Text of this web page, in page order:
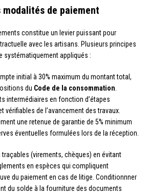
modalités de paiement
constitue un levier puissant pour
avec les artisans. Plusieurs principes
systématiquement appliqués :
initial à 30% maximum du montant total,
du Code de la consommation
intermédiaires en fonction d’étapes
vérifiables de l’avancement des travaux.
une retenue de garantie de 5% minimum
éventuelles formulées lors de la réception.
(virements, chèques) en évitant
en espèces qui compliquent
du paiement en cas de litige. Conditionnner
du solde à la fourniture des documents